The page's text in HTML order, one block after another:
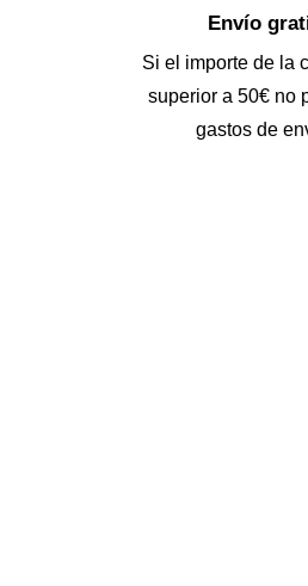
Envío
Si el importe de la
superior a 50€ no
gastos de